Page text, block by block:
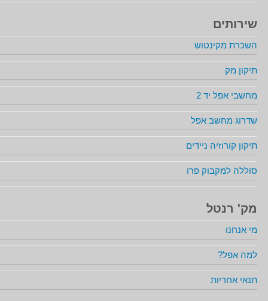
שירותים
השכרת מקינטוש
תיקון מק
מחשבי אפל יד 2
שדרוג מחשב אפל
תיקון קורוזיה ניידים
סוללה למקבוק פרו
מק' רנטל
מי אנחנו
למה אפל?
תנאי אחריות